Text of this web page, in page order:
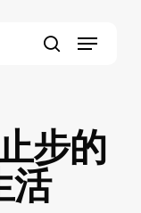
Menu
步的
活